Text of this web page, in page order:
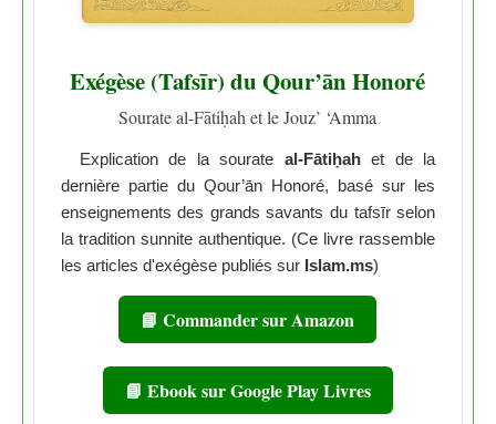
Exégèse (Tafsīr) du Qour’ān Honoré
Sourate al-Fātiḥah et le Jouz’ ‘Amma
Explication de la sourate al-Fātiḥahet de la
dernière partie du Qour’ān Honoré, basé sur les
enseignements des grands savants du tafsīr selon
la tradition sunnite authentique. (Ce livre rassemble
les articles d'exégèse publiés sur Islam.ms)
📘 Commander sur Amazon
📘 Ebook sur Google Play Livres